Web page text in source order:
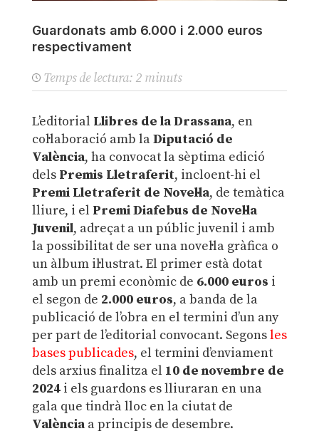
Guardonats amb 6.000 i 2.000 euros
respectivament
Temps de lectura: 2 minuts
L’editorial Llibres de la Drassana, en
col·laboració amb laDiputació de
València, ha convocat la sèptima edició
dels Premis Lletraferit, incloent-hi el
Premi Lletraferit de Novel·la, de temàtica
lliure, i el Premi Diafebus de Novel·la
Juvenil, adreçat a un públic juvenil i amb
la possibilitat de ser una novel·la gràfica o
un àlbum il·lustrat. El primer està dotat
amb un premi econòmic de 6.000 euros i
el segon de 2.000 euros, a banda de la
publicació de l’obra en el termini d’un any
per part de l’editorial convocant. Segonsles
bases publicades, el termini d’enviament
dels arxius finalitza el 10 de novembre de
2024i els guardons es lliuraran en una
gala que tindrà lloc en la ciutat de
Valènciaa principis de desembre.